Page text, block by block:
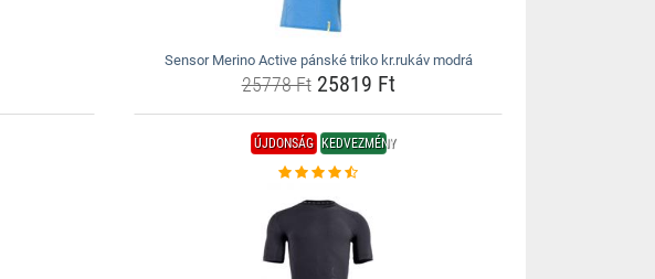
Sensor Merino Active pánské triko kr.rukáv modrá
25778 Ft25819 Ft
ÚJDONSÁG KEDVEZMÉNY